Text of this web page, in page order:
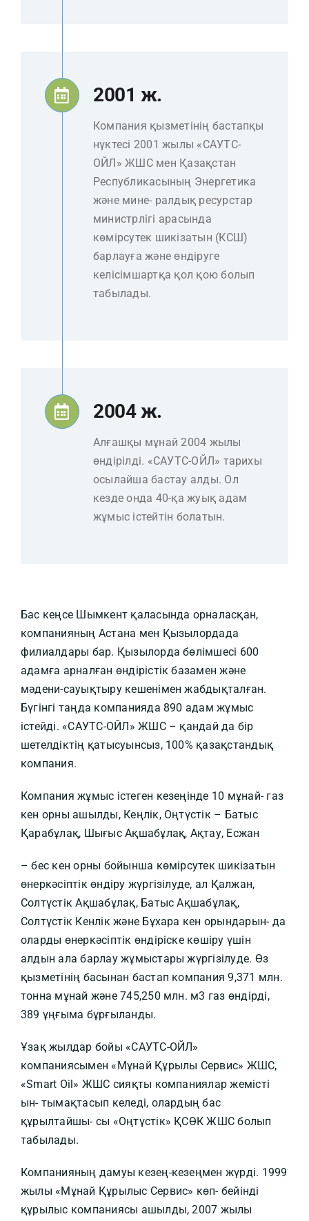
2001 ж.
Компания қызметінің бастапқы
нүктесі 2001 жылы «САУТС-
ОЙЛ» ЖШС мен Қазақстан
Республикасының Энергетика
және мине- ралдық ресурстар
министрлігі арасында
көмірсутек шикізатын (КСШ)
барлауға және өндіруге
келісімшартқа қол қою болып
табылады.
2004 ж.
Алғашқы мұнай 2004 жылы
өндірілді. «САУТС-ОЙЛ» тарихы
осылайша бастау алды. Ол
кезде онда 40-қа жуық адам
жұмыс істейтін болатын.
Бас кеңсе Шымкент қаласында орналасқан,
компанияның Астана мен Қызылордада
филиалдары бар. Қызылорда бөлімшесі 600
адамға арналған өндірістік базамен және
мәдени-сауықтыру кешенімен жабдықталған.
Бүгінгі таңда компанияда 890 адам жұмыс
істейді. «САУТС-ОЙЛ» ЖШС – қандай да бір
шетелдіктің қатысуынсыз, 100% қазақстандық
компания.
Компания жұмыс істеген кезеңінде 10 мұнай- газ
кен орны ашылды, Кеңлік, Оңтүстік – Батыс
Қарабұлақ, Шығыс Ақшабұлақ, Ақтау, Есжан
– бес кен орны бойынша көмірсутек шикізатын
өнеркәсіптік өндіру жүргізілуде, ал Қалжан,
Солтүстік Ақшабұлақ, Батыс Ақшабұлақ,
Солтүстік Кенлік және Бұхара кен орындарын- да
оларды өнеркәсіптік өндіріске көшіру үшін
алдын ала барлау жұмыстары жүргізілуде. Өз
қызметінің басынан бастап компания 9,371 млн.
тонна мұнай және 745,250 млн. м3 газ өндірді,
389 ұңғыма бұрғыланды.
Ұзақ жылдар бойы «САУТС-ОЙЛ»
компаниясымен «Мұнай Құрылы Сервис» ЖШС,
«Smart Oil» ЖШС сияқты компаниялар жемісті
ын- тымақтасып келеді, олардың бас
құрылтайшы- сы «Оңтүстік» ҚСӨК ЖШС болып
табылады.
Компанияның дамуы кезең-кезеңмен жүрді. 1999
жылы «Мұнай Құрылыс Сервис» көп- бейінді
құрылыс компаниясы ашылды, 2007 жылы